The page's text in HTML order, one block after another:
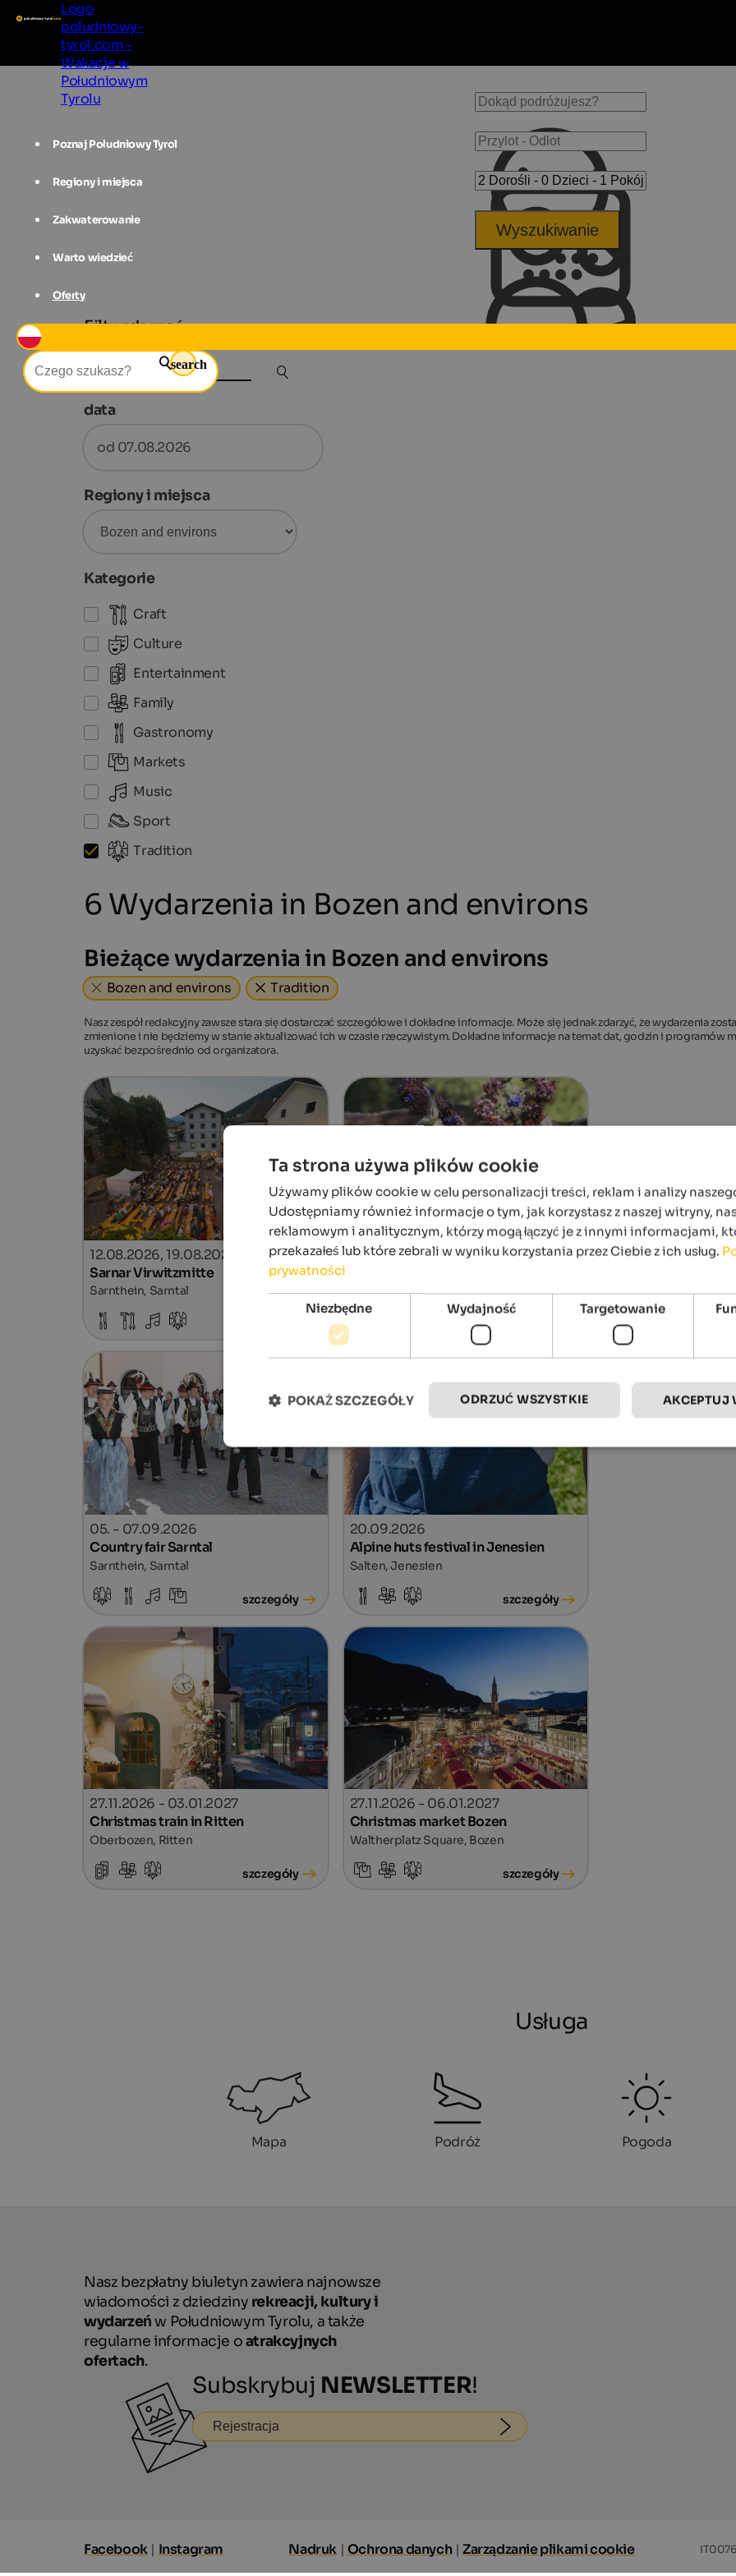
Logo
poludniowy-
tyrol.com -
Wakacje w
Południowym
Tyrolu
Poznaj Południowy Tyrol
Regiony i miejsca
Zakwaterowanie
Warto wiedzieć
Oferty
search
Wyszukiwanie
Filtr zdarzeń
data
od 07.08.2026
Regiony i miejsca
Kategorie
Craft
Culture
Entertainment
Family
Gastronomy
Markets
Music
Sport
Tradition
6 Wydarzenia in Bozen and environs
Bieżące wydarzenia in Bozen and environs
Bozen and environs Tradition
Nasz zespół redakcyjny zawsze stara się dostarczać szczegółowe i dokładne informacje. Może się jednak zdarzyć, że wydarzenia
zmienione i nie będziemy w stanie aktualizować ich w czasie rzeczywistym. Dokładne informacje na temat dat, godzin i programów
uzyskać bezpośrednio od organizatora.
12.08.2026, 19.08.2026
Sarnar Virwitzmitte
Sarnthein, Sarntal
24.08.2026
Mountain pastures of Ritten, Ritten
05. - 07.09.2026
Country fair Sarntal
Sarnthein, Sarntal
szczegóły
20.09.2026
Alpine huts festival in Jenesien
Salten, Jenesien
szczegóły
27.11.2026 - 03.01.2027
Christmas train in Ritten
Oberbozen, Ritten
szczegóły
27.11.2026 - 06.01.2027
Christmas market Bozen
Waltherplatz Square, Bozen
szczegóły
Usługa
Mapa Podróż Pogoda
Nasz bezpłatny biuletyn zawiera najnowsze
wiadomości z dziedziny rekreacji, kultury i
wydarzeńw Południowym Tyrolu, a także
regularne informacje oatrakcyjnych
ofertach.
Subskrybuj NEWSLETTER!
Rejestracja
Facebook| Instagram Nadruk| Ochrona danych| Zarządzanie plikami cookie
Ta strona używa plików cookie
Używamy plików cookie w celu personalizacji treści, reklam i analizy
Udostępniamy również informacje o tym, jak korzystasz z naszej witryny,
reklamowym i analitycznym, którzy mogą łączyć je z innymi informacjami,
przekazałeś lub które zebrali w wyniku korzystania przez Ciebie z ich usług.
prywatności
Niezbędne Wydajność Targetowanie
AKCEPTUJ
ODRZUĆ WSZYSTKIE
POKAŻ SZCZEGÓŁY